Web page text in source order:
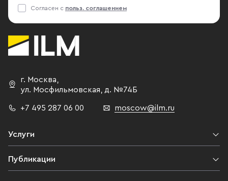
Согласен с польз. соглашением
г. Москва,
ул. Мосфильмовская, д. №74Б
+7 495 287 06 00 moscow@ilm.ru
Услуги
Публикации